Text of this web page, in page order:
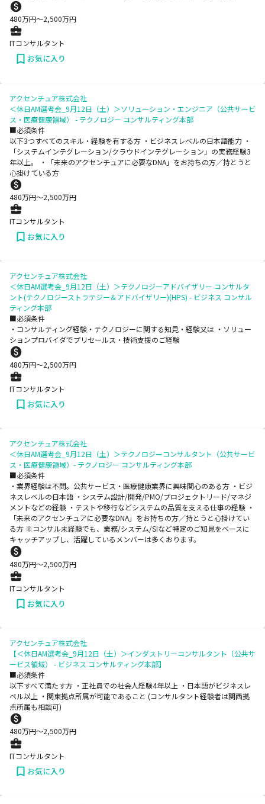
480万円〜2,500万円
ITコンサルタント
お気に入り
アクセンチュア株式会社
＜休日AM選考会_9月12日（土）＞ソリューション・エンジニア（公共サービ
ス・医療健康領域） - テクノロジー コンサルティング本部
■必須条件
以下3つすべてのスキル・経験を有する方 ・ビジネスレベルの日本語能力 ・
「システムインテグレーション/クラウドインテグレーション」の実務経験3
年以上。 ・「未来のアクセンチュアに必要なDNA」をお持ちの方／持とうと
心掛けている方
480万円〜2,500万円
ITコンサルタント
お気に入り
アクセンチュア株式会社
＜休日AM選考会_9月12日（土）＞テクノロジーアドバイザリー コンサルタ
ント(テクノロジーストラテジー＆アドバイザリー)(HPS) - ビジネス コンサル
ティング本部
■必須条件
・コンサルティング経験・テクノロジーに関する知見・経験又は ・ソリュー
ションプロバイダでプリセールス・技術支援のご経験
480万円〜2,500万円
ITコンサルタント
お気に入り
アクセンチュア株式会社
＜休日AM選考会_9月12日（土）＞テクノロジーコンサルタント（公共サービ
ス・医療健康領域）- テクノロジー コンサルティング本部
■必須条件
・業界経験は不問。公共サービス・医療健康業界に興味関心のある方 ・ビジ
ネスレベルの日本語 ・システム設計/開発/PMO/プロジェクトリード/マネジ
メントなどの経験 ・テストや移行などシステムの品質を支える仕事の経験 ・
「未来のアクセンチュアに必要なDNA」をお持ちの方／持とうと心掛けてい
る方 ※コンサル未経験でも、業務/システム/SIなど特定のご知見をベースに
キャッチアップし、活躍しているメンバーは多くおります。
480万円〜2,500万円
ITコンサルタント
お気に入り
アクセンチュア株式会社
【＜休日AM選考会_9月12日（土）＞インダストリーコンサルタント（公共サ
ービス領域） - ビジネス コンサルティング本部】
■必須条件
以下すべて満たす方 ・正社員での社会人経験4年以上 ・日本語がビジネスレ
ベル以上 ・関東拠点所属が可能であること (コンサルタント経験者は関西拠
点所属も相談可)
480万円〜2,500万円
ITコンサルタント
お気に入り